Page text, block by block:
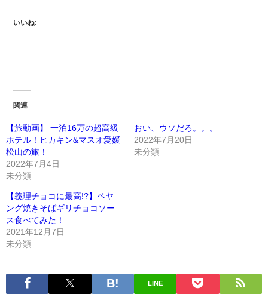
いいね:
関連
【旅動画】 一泊16万の超高級
ホテル！ヒカキン&マスオ愛媛
松山の旅！
2022年7月4日
未分類
おい、ウソだろ。。。
2022年7月20日
未分類
【義理チョコに最高!?】ペヤ
ング焼きそばギリチョコソー
ス食べてみた！
2021年12月7日
未分類
LINE